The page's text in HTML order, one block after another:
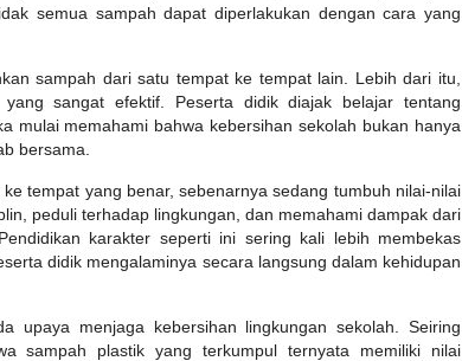
semua sampah dapat diperlakukan dengan cara yang
sampah dari satu tempat ke tempat lain. Lebih dari itu,
sangat efektif. Peserta didik diajak belajar tentang
mulai memahami bahwa kebersihan sekolah bukan hanya
bersama.
tempat yang benar, sebenarnya sedang tumbuh nilai-nilai
peduli terhadap lingkungan, dan memahami dampak dari
karakter seperti ini sering kali lebih membekas
didik mengalaminya secara langsung dalam kehidupan
upaya menjaga kebersihan lingkungan sekolah. Seiring
sampah plastik yang terkumpul ternyata memiliki nilai